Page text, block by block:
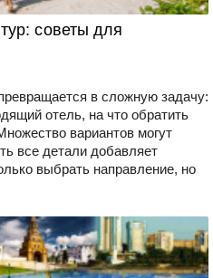
советы для
в сложную задачу:
отель, на что обратить
вариантов могут
все детали добавляет
выбрать направление, но